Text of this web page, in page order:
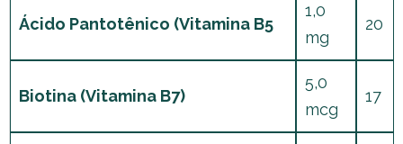
Ácido Pantotênico (Vitamina B5
1,0
mg
20
Biotina (Vitamina B7)
5,0
mcg
17